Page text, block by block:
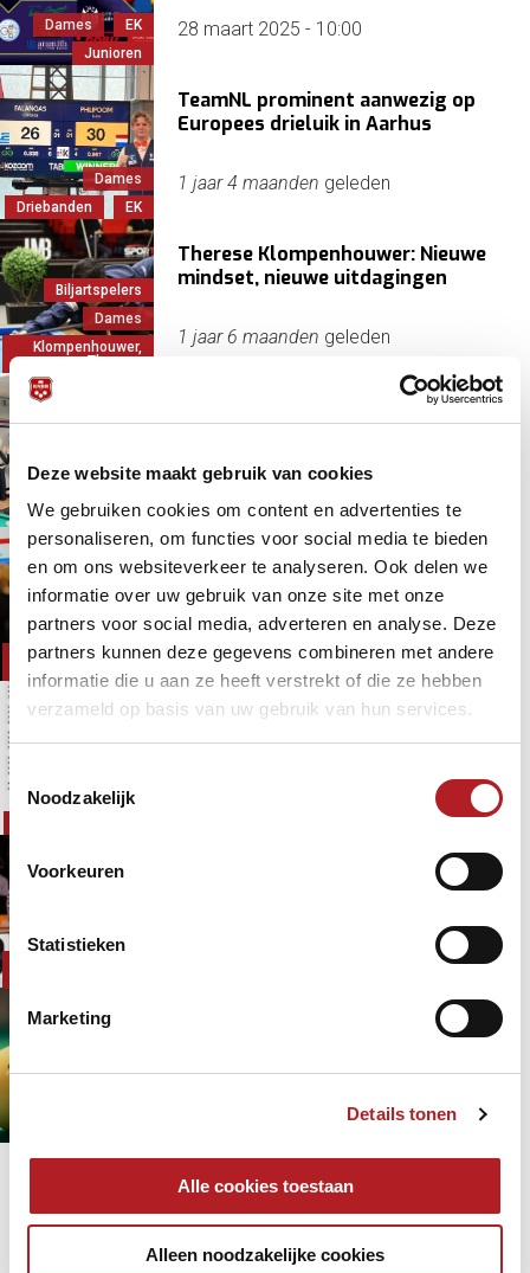
Deze website maakt gebruik van cookies
We gebruiken cookies om content en advertenties te
personaliseren, om functies voor social media te bieden
en om ons websiteverkeer te analyseren. Ook delen we
informatie over uw gebruik van onze site met onze
partners voor social media, adverteren en analyse. Deze
partners kunnen deze gegevens combineren met andere
informatie die u aan ze heeft verstrekt of die ze hebben
verzameld op basis van uw gebruik van hun services.
Toestemmingsselectie
Noodzakelijk
Voorkeuren
Statistieken
Marketing
Details tonen
Alle cookies toestaan
Alleen noodzakelijke cookies
Dames
EK
Junioren
28 maart 2025 - 10:00
Dames
Driebanden
EK
TeamNL prominent aanwezig op
Europees drieluik in Aarhus
1 jaar 4 maanden geleden
Biljartspelers
Dames
Klompenhouwer,
Therese
Therese Klompenhouwer: Nieuwe
mindset, nieuwe uitdagingen
1 jaar 6 maanden geleden
Dames
NK
ongeslagen naar Nederlandse titel
1 jaar 6 maanden
Dames
Driebanden
Klompenhouwer,
Dames trekken volle zaal voor NK
driebanden
1 jaar 7 maandengeleden
Dames
Diamonds 2025 NK dames
Junioren
Maand van de titels in Nederlands
Dames
NK Driebanden klein dames 2e
20 maart 2026 - 10:00
3 4 5 6 7